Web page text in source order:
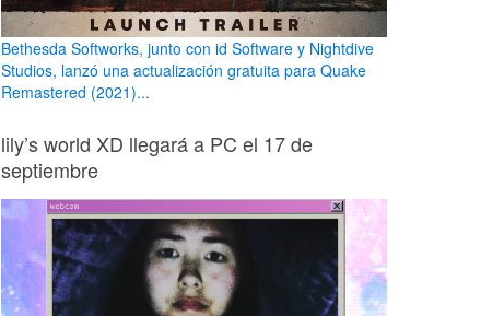
Bethesda Softworks, junto con id Software y Nightdive
Studios, lanzó una actualización gratuita para Quake
Remastered (2021)...
lily’s world XD llegará a PC el 17 de
septiembre